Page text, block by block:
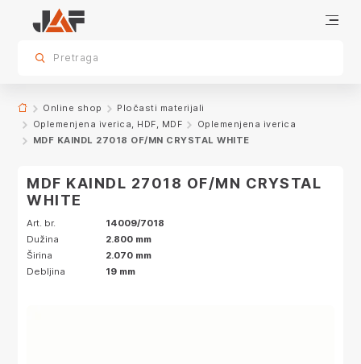
sr.skip-to.main-content
sr.skip-to.table-of-contents
sr.skip-to.main-navigation
Specifikacije
Karakteristike
Pretraga
Online shop
Pločasti materijali
Oplemenjena iverica, HDF, MDF
Oplemenjena iverica
MDF KAINDL 27018 OF/MN CRYSTAL WHITE
MDF KAINDL 27018 OF/MN CRYSTAL
WHITE
Art. br.
14009/7018
Dužina
2.800 mm
Širina
2.070 mm
Debljina
19 mm